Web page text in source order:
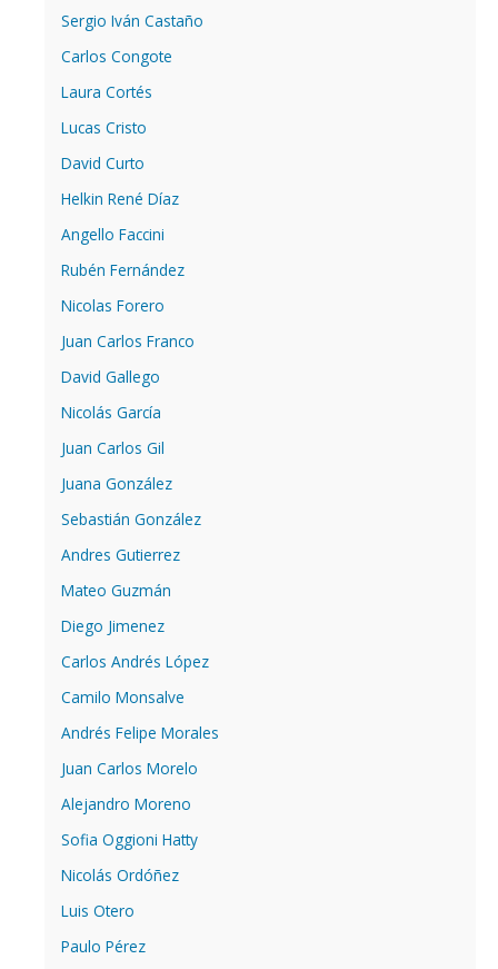
Sergio Iván Castaño
Carlos Congote
Laura Cortés
Lucas Cristo
David Curto
Helkin René Díaz
Angello Faccini
Rubén Fernández
Nicolas Forero
Juan Carlos Franco
David Gallego
Nicolás García
Juan Carlos Gil
Juana González
Sebastián González
Andres Gutierrez
Mateo Guzmán
Diego Jimenez
Carlos Andrés López
Camilo Monsalve
Andrés Felipe Morales
Juan Carlos Morelo
Alejandro Moreno
Sofia Oggioni Hatty
Nicolás Ordóñez
Luis Otero
Paulo Pérez